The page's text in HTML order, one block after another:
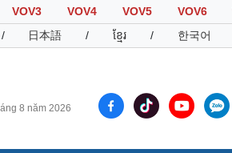
VOV3 VOV4 VOV5 VOV6
/ 日本語 / ខ្មែរ / 한국어
8 năm 2026